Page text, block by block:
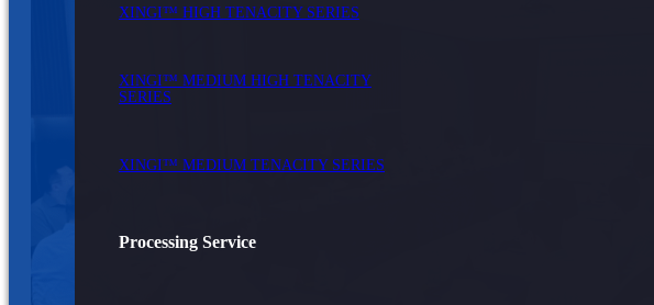
XINGI™ HIGH TENACITY SERIES
XINGI™ MEDIUM HIGH TENACITY
SERIES
XINGI™ MEDIUM TENACITY SERIES
Processing Service